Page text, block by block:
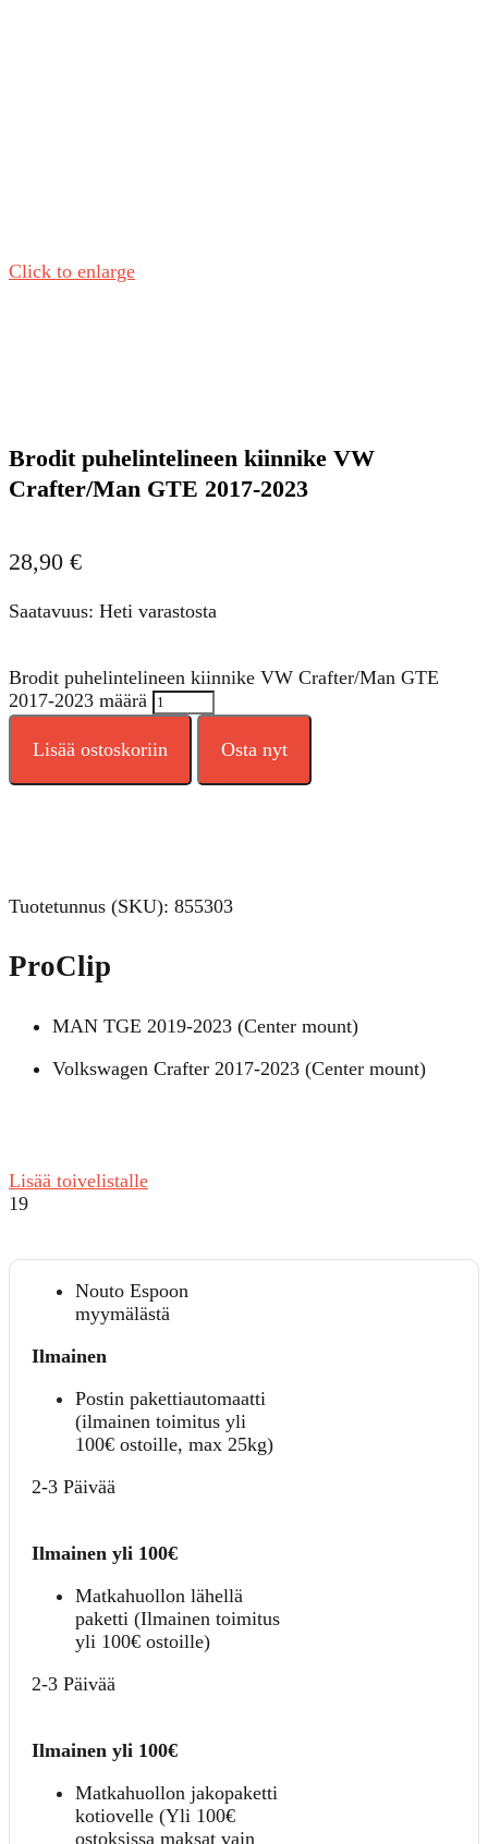
Click to enlarge
Brodit puhelintelineen kiinnike VW
Crafter/Man GTE 2017-2023
28,90 €
Saatavuus: Heti varastosta
Brodit puhelintelineen kiinnike VW Crafter/Man GTE
2017-2023 määrä
Lisää ostoskoriin Osta nyt
Tuotetunnus (SKU): 855303
ProClip
MAN TGE 2019-2023 (Center mount)
Volkswagen Crafter 2017-2023 (Center mount)
Lisää toivelistalle
19
Nouto Espoon
myymälästä
Ilmainen
Postin pakettiautomaatti
(ilmainen toimitus yli
100€ ostoille, max 25kg)
2-3 Päivää
Ilmainen yli 100€
Matkahuollon lähellä
paketti (Ilmainen toimitus
yli 100€ ostoille)
2-3 Päivää
Ilmainen yli 100€
Matkahuollon jakopaketti
kotiovelle (Yli 100€
ostoksissa maksat vain